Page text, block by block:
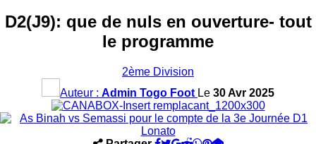
D2(J9): que de nuls en ouverture- tout
le programme
2ème Division
Auteur : Admin Togo Foot Le 30 Avr 2025